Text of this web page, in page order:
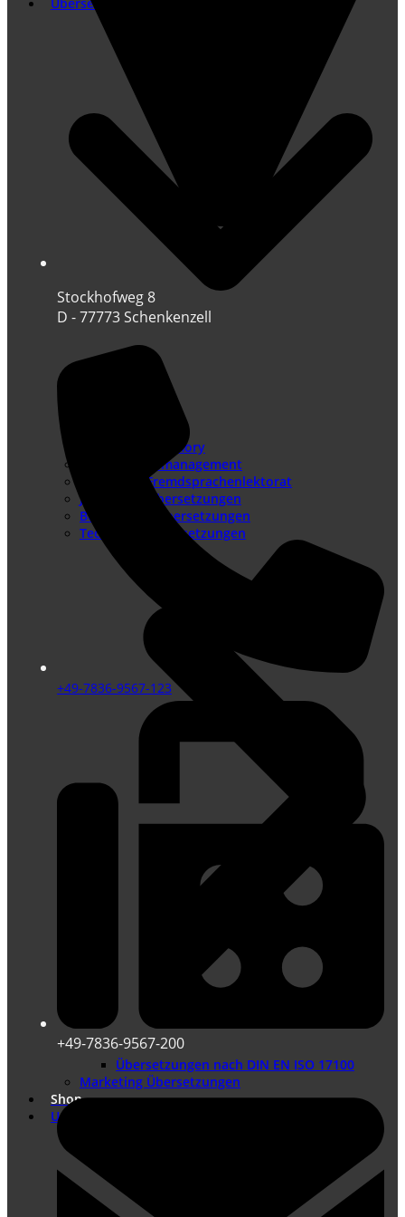
Übersetzung
Translation Memory
Terminologiemanagement
Lektorat – Fremdsprachenlektorat
Juristische Übersetzungen
Beglaubigte Übersetzungen
Technische Übersetzungen
Übersetzungen nach DIN EN ISO 17100
Marketing Übersetzungen
Shop
Unternehmen
Stockhofweg 8
D - 77773 Schenkenzell
+49-7836-9567-123
+49-7836-9567-200